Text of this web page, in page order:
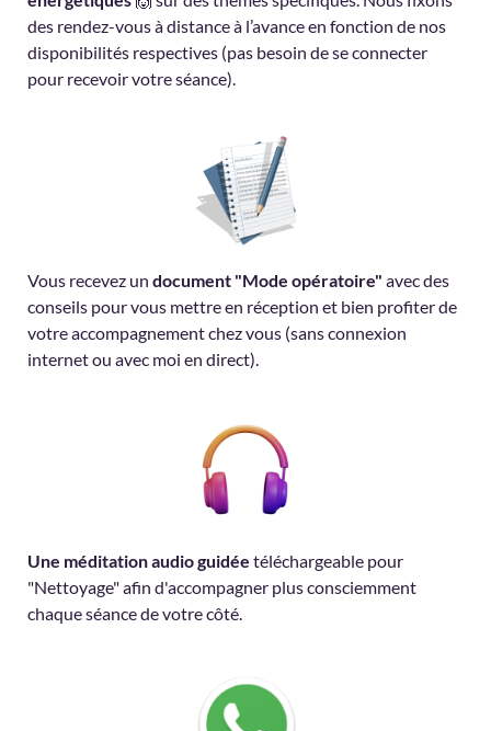
des rendez-vous à distance à l’avance en fonction de nos
disponibilités respectives (pas besoin de se connecter
pour recevoir votre séance).
Vous recevez un document "Mode opératoire" avec des
conseils pour vous mettre en réception et bien profiter de
votre accompagnement chez vous (sans connexion
internet ou avec moi en direct).
Une méditation audio guidée téléchargeable pour
"Nettoyage" afin d'accompagner plus consciemment
chaque séance de votre côté.